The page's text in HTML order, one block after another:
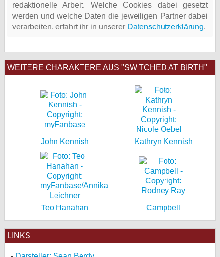
redaktionelle Arbeit. Welche Cookies dabei gesetzt
werden und welche Daten die jeweiligen Partner dabei
verarbeiten, erfahrt ihr in unserer Datenschutzerklärung.
WEITERE CHARAKTERE AUS "SWITCHED AT BIRTH"
John Kennish Kathryn Kennish
Teo Hanahan Campbell
LINKS